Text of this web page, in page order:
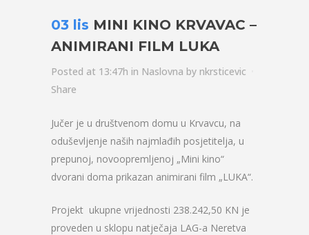
03 lis MINI KINO KRVAVAC –
ANIMIRANI FILM LUKA
Posted at 13:47h in Naslovna by nkrsticevic
Share
Jučer je u društvenom domu u Krvavcu, na
oduševljenje naših najmlađih posjetitelja, u
prepunoj, novoopremljenoj „Mini kino“
dvorani doma prikazan animirani film „LUKA“.
Projekt ukupne vrijednosti 238.242,50 KN je
proveden u sklopu natječaja LAG-a Neretva